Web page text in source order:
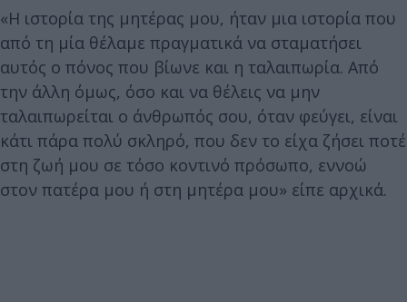
«Η ιστορία της μητέρας μου, ήταν μια ιστορία που
από τη μία θέλαμε πραγματικά να σταματήσει
αυτός ο πόνος που βίωνε και η ταλαιπωρία. Από
την άλλη όμως, όσο και να θέλεις να μην
ταλαιπωρείται ο άνθρωπός σου, όταν φεύγει, είναι
κάτι πάρα πολύ σκληρό, που δεν το είχα ζήσει ποτέ
στη ζωή μου σε τόσο κοντινό πρόσωπο, εννοώ
στον πατέρα μου ή στη μητέρα μου» είπε αρχικά.